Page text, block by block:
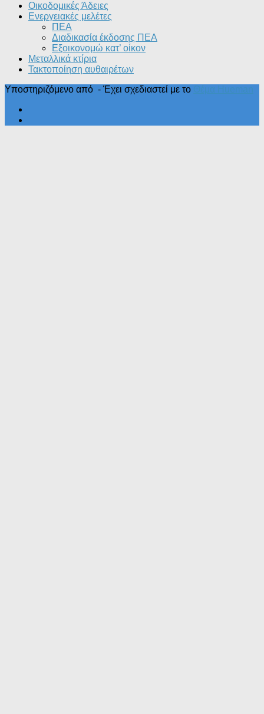
Οικοδομικές Άδειες
Ενεργειακές μελέτες
ΠΕΑ
Διαδικασία έκδοσης ΠΕΑ
Εξοικονομώ κατ’ οίκoν
Μεταλλικά κτίρια
Τακτοποίηση αυθαιρέτων
Υποστηριζόμενο από - Έχει σχεδιαστεί με το